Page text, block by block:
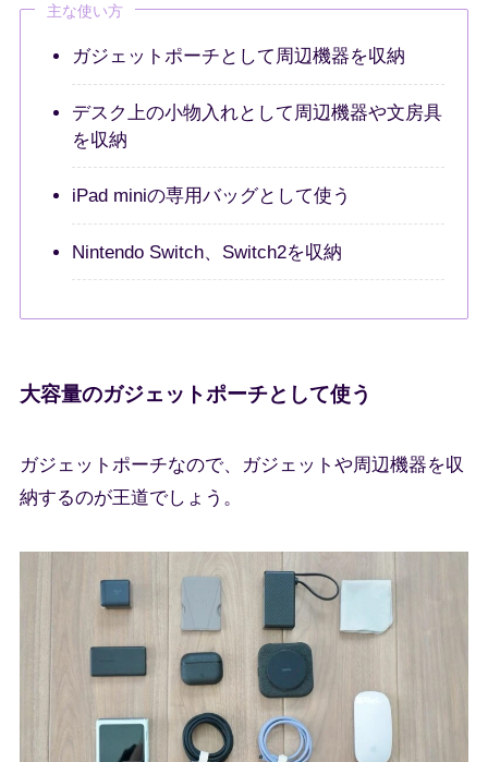
主な使い方
ガジェットポーチとして周辺機器を収納
デスク上の小物入れとして周辺機器や文房具
を収納
iPad miniの専用バッグとして使う
Nintendo Switch、Switch2を収納
大容量のガジェットポーチとして使う
ガジェットポーチなので、ガジェットや周辺機器を収
納するのが王道でしょう。